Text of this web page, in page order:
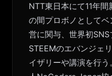
NTT東日本にて11年
の間プロボノとして
営に関与、世界初
STEEMのエバンジェ
イザリーや講演を行